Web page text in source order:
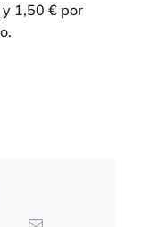
1,50 € por
.